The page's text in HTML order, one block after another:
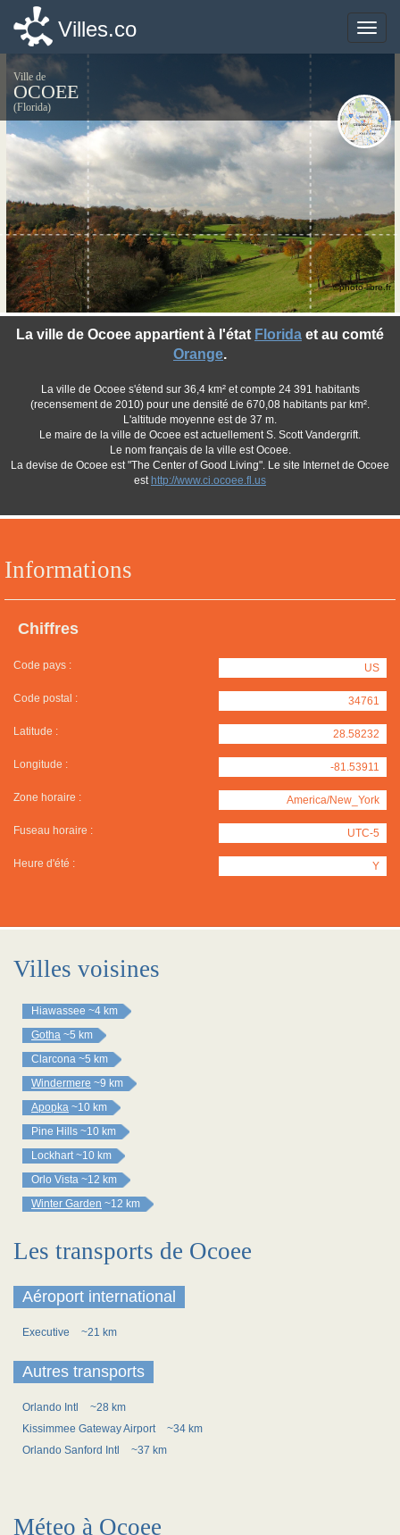
Toggle
Villes.co
Ville de
OCOEE
(Florida)
Informations
Chiffres
Code pays : US
Code postal : 34761
Latitude : 28.58232
Longitude : -81.53911
Zone horaire : America/New_York
Fuseau horaire : UTC-5
Heure d'été : Y
La ville de Ocoee appartient à l'état Florida et au comté
Orange.
La ville de Ocoee s'étend sur 36,4 km² et compte 24 391 habitants
(recensement de 2010) pour une densité de 670,08 habitants par km².
L'altitude moyenne est de 37 m.
Le maire de la ville de Ocoee est actuellement S. Scott Vandergrift.
Le nom français de la ville est Ocoee.
La devise de Ocoee est "The Center of Good Living". Le site Internet de Ocoee
est http://www.ci.ocoee.fl.us
©photo-libre.fr
Villes voisines
Hiawassee ~4 km
Gotha ~5 km
Clarcona ~5 km
Windermere ~9 km
Apopka ~10 km
Pine Hills ~10 km
Lockhart ~10 km
Orlo Vista ~12 km
Winter Garden ~12 km
Les transports de Ocoee
Aéroport international
Executive ~21 km
Autres transports
Orlando Intl
~28 km
Kissimmee Gateway Airport
~34 km
Orlando Sanford Intl
~37 km
Méteo à Ocoee
Toggle
Villes.co